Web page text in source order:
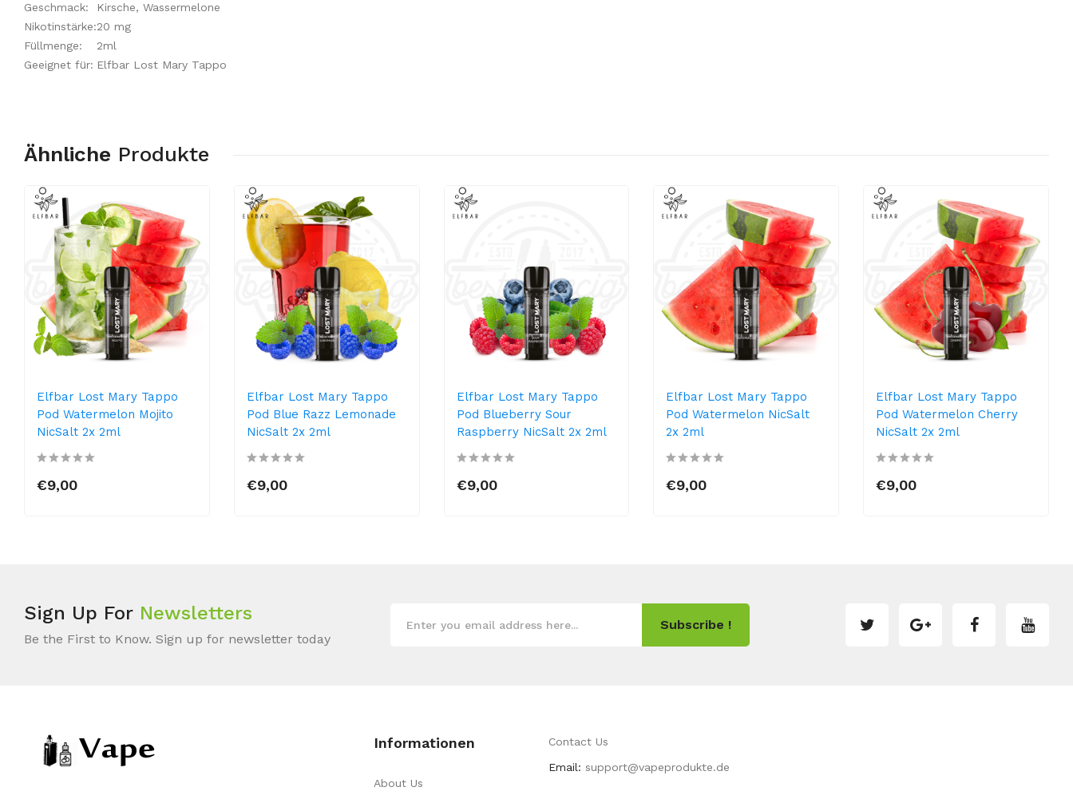
Geschmack:
Kirsche, Wassermelone
Nikotinstärke:20 mg
Füllmenge:
2ml
Geeignet für: Elfbar Lost Mary Tappo
Ähnliche Produkte
Elfbar Lost Mary Tappo
Pod Watermelon Mojito
NicSalt 2x 2ml
€9,00
Elfbar Lost Mary Tappo
Pod Blue Razz Lemonade
NicSalt 2x 2ml
€9,00
Elfbar Lost Mary Tappo
Pod Blueberry Sour
Raspberry NicSalt 2x 2ml
€9,00
Elfbar Lost Mary Tappo
Pod Watermelon NicSalt
2x 2ml
€9,00
Elfbar Lost Mary Tappo
Pod Watermelon Cherry
NicSalt 2x 2ml
€9,00
Sign Up For Newsletters
Be the First to Know. Sign up for newsletter today
Subscribe !
Informationen
About Us
Contact Us
Email: support@vapeprodukte.de